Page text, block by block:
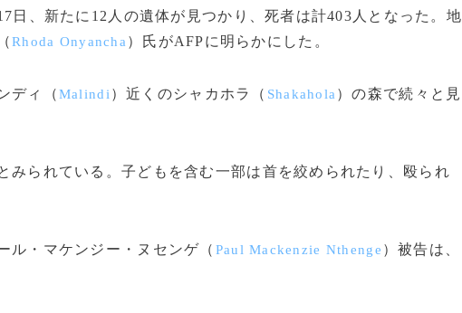
日、新たに12人の遺体が見つかり、死者は計403人となった。地
Rhoda Onyancha ）氏がAFPに明らかにした。
ディ（Malindi ）近くのシャカホラ（ Shakahola ）の森で続々と見
られている。子どもを含む一部は首を絞められたり、殴られ
・マケンジー・ヌセンゲ（ Paul Mackenzie Nthenge ）被告は、